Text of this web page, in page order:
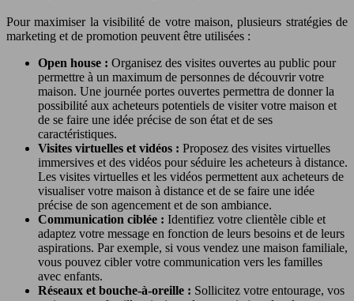
Pour maximiser la visibilité de votre maison, plusieurs stratégies de
marketing et de promotion peuvent être utilisées :
Open house : Organisez des visites ouvertes au public pour
permettre à un maximum de personnes de découvrir votre
maison. Une journée portes ouvertes permettra de donner la
possibilité aux acheteurs potentiels de visiter votre maison et
de se faire une idée précise de son état et de ses
caractéristiques.
Visites virtuelles et vidéos : Proposez des visites virtuelles
immersives et des vidéos pour séduire les acheteurs à distance.
Les visites virtuelles et les vidéos permettent aux acheteurs de
visualiser votre maison à distance et de se faire une idée
précise de son agencement et de son ambiance.
Communication ciblée : Identifiez votre clientèle cible et
adaptez votre message en fonction de leurs besoins et de leurs
aspirations. Par exemple, si vous vendez une maison familiale,
vous pouvez cibler votre communication vers les familles
avec enfants.
Réseaux et bouche-à-oreille : Sollicitez votre entourage, vos